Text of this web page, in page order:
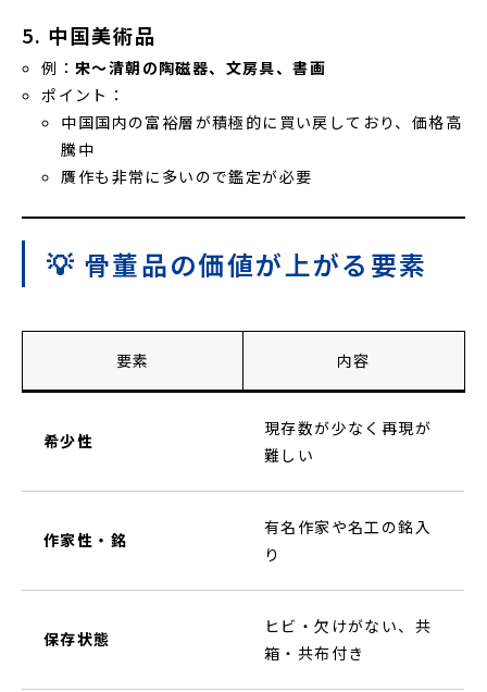
5. 中国美術品
例： 宋〜清朝の陶磁器、文房具、書画
ポイント：
中国国内の富裕層が積極的に買い戻しており、価格高
騰中
贋作も非常に多いので鑑定が必要
💡 骨董品の価値が上がる要素
要素 内容
希少性
現存数が少なく再現が
難しい
作家性・銘
有名作家や名工の銘入
り
保存状態
ヒビ・欠けがない、共
箱・共布付き